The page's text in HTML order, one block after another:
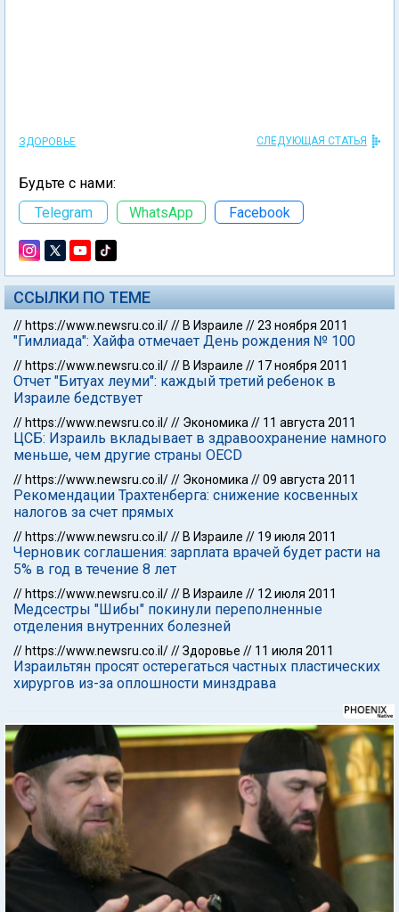
ЗДОРОВЬЕ СЛЕДУЮЩАЯ СТАТЬЯ
Будьте с нами:
Telegram
WhatsApp Facebook
ССЫЛКИ ПО ТЕМЕ
// https://www.newsru.co.il/// В Израиле //23 ноября 2011
"Гимлиада": Хайфа отмечает День рождения № 100
// https://www.newsru.co.il/// В Израиле // 17 ноября 2011
Отчет "Битуах леуми": каждый третий ребенок в
Израиле бедствует
// https://www.newsru.co.il/// Экономика // 11 августа 2011
ЦСБ: Израиль вкладывает в здравоохранение намного
меньше, чем другие страны OECD
// https://www.newsru.co.il/// Экономика //09 августа 2011
Рекомендации Трахтенберга: снижение косвенных
налогов за счет прямых
// https://www.newsru.co.il/// В Израиле // 19 июля 2011
Черновик соглашения: зарплата врачей будет расти на
5% в год в течение 8 лет
// https://www.newsru.co.il/// В Израиле // 12 июля 2011
Медсестры "Шибы" покинули переполненные
отделения внутренних болезней
// https://www.newsru.co.il///Здоровье // 11 июля 2011
Израильтян просят остерегаться частных пластических
хирургов из-за оплошности минздрава